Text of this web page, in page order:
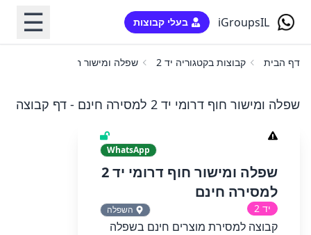
iGroupsIL בעלי קבוצות ☰
דף הבית קבוצות בקטגוריה יד 2 שפלה ומישור חוף דרומי יד 2 למסירה חינם
שפלה ומישור חוף דרומי יד 2 למסירה חינם - דף קבוצה
WhatsApp
שפלה ומישור חוף דרומי יד 2
למסירה חינם
יד 2 השפלה
קבוצה למסירת מוצרים חינם בשפלה